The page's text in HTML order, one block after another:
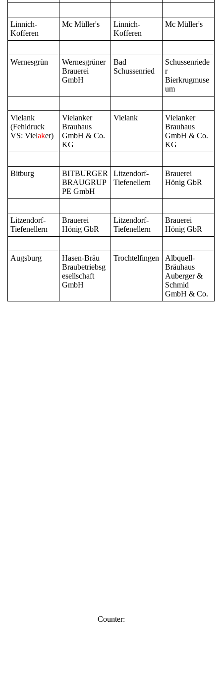
Linnich-
Kofferen
Mc Müller's
Linnich-
Kofferen
Mc Müller's
Wernesgrün
Wernesgrüner
Brauerei
GmbH
Bad
Schussenried
Schussenriede
r
Bierkrugmuse
um
Vielank
(Fehldruck
VS: Vielaker)
Vielanker
Brauhaus
GmbH & Co.
KG
Vielank
Vielanker
Brauhaus
GmbH & Co.
KG
Bitburg
BITBURGER
BRAUGRUP
PE GmbH
Litzendorf-
Tiefenellern
Brauerei
Hönig GbR
Litzendorf-
Tiefenellern
Brauerei
Hönig GbR
Litzendorf-
Tiefenellern
Brauerei
Hönig GbR
Augsburg
Hasen-Bräu
Braubetriebsg
esellschaft
GmbH
Trochtelfingen
Albquell-
Bräuhaus
Auberger &
Schmid
GmbH & Co.
Counter: